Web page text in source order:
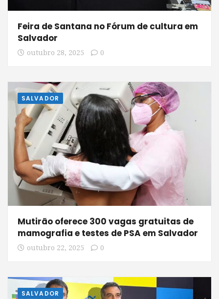
Feira de Santana no Fórum de cultura em
Salvador
outubro 28, 2025 0
SALVADOR
Mutirão oferece 300 vagas gratuitas de
mamografia e testes de PSA em Salvador
outubro 22, 2025 0
SALVADOR